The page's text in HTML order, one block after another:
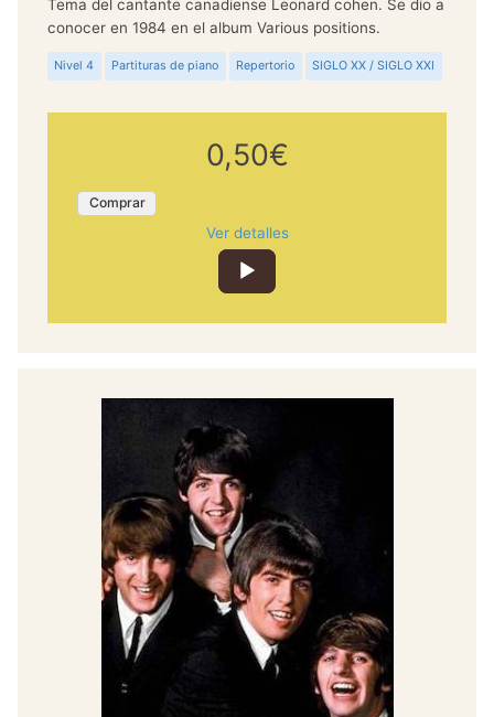
Tema del cantante canadiense Leonard cohen. Se dio a
conocer en 1984 en el album Various positions.
Nivel 4 Partituras de piano Repertorio SIGLO XX / SIGLO XXI
0,50€
Comprar
Ver detalles
Reproductor
de
audio